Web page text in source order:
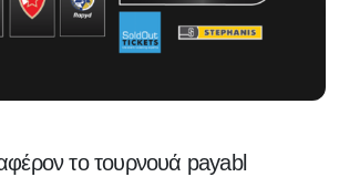
το τουρνουά payabl